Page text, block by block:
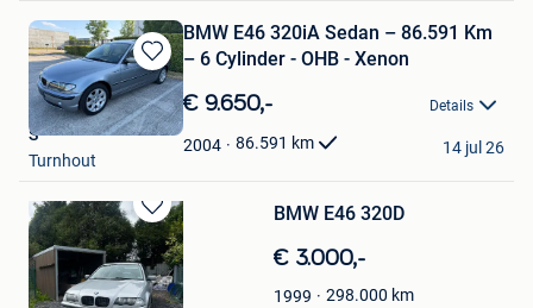
Bewaren
in
Mijn
Favorieten
BMW E46 320iA Sedan – 86.591 Km
– 6 Cylinder - OHB - Xenon
€ 9.650,- Details
2004 86.591 km
S
Turnhout
14 jul 26
Bewaren
in
Mijn
Favorieten
BMW E46 320D
€ 3.000,-
1999 298.000 km